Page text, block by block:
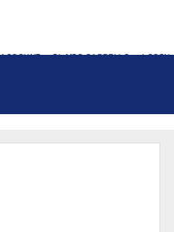
IL MIO CARRELLO LOGIN